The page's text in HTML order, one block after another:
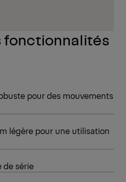
fonctionnalités
pour des mouvements
légère pour une utilisation
de série